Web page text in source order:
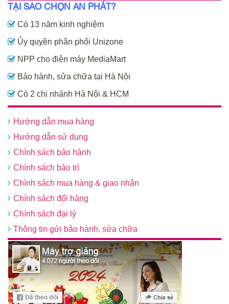
TẠI SAO CHỌN AN PHÁT?
Có 13 năm kinh nghiệm
Ủy quyền phân phối Unizone
NPP cho điện máy MediaMart
Bảo hành, sửa chữa tại Hà Nội
Có 2 chi nhánh Hà Nội & HCM
Hướng dẫn mua hàng
Hướng dẫn sử dụng
Chính sách bảo hành
Chính sách bảo trì
Chính sách mua hàng & giao nhận
Chính sách đổi hàng
Chính sách đại lý
Thông tin gửi bảo hành, sửa chữa